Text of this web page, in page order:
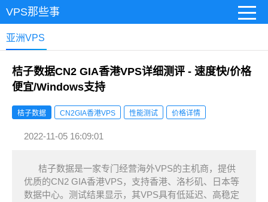
VPS那些事
亚洲VPS
桔子数据CN2 GIA香港VPS详细测评 - 速度快/价格
便宜/Windows支持
桔子数据 CN2GIA香港VPS 性能测试 价格详情
2022-11-05 16:09:01
桔子数据是一家专门经营海外VPS的主机商，提供
优质的CN2 GIA香港VPS，支持香港、洛杉矶、日本等
数据中心。测试结果显示，其VPS具有低延迟、高稳定